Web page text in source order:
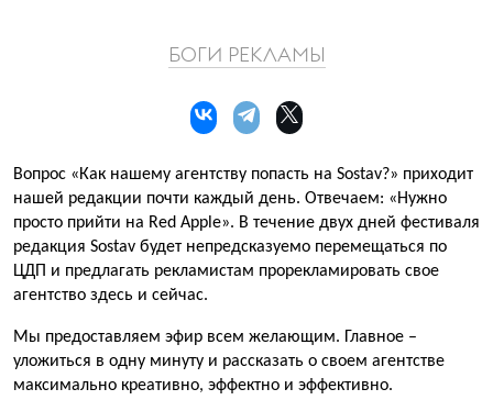
БОГИ РЕКЛАМЫ
Вопрос «Как нашему агентству попасть на Sostav?» приходит
нашей редакции почти каждый день. Отвечаем: «Нужно
просто прийти на Red Apple». В течение двух дней фестиваля
редакция Sostav будет непредсказуемо перемещаться по
ЦДП и предлагать рекламистам прорекламировать свое
агентство здесь и сейчас.
Мы предоставляем эфир всем желающим. Главное –
уложиться в одну минуту и рассказать о своем агентстве
максимально креативно, эффектно и эффективно.